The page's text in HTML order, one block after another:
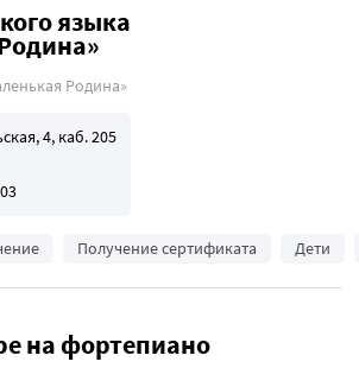
языка
школка «Маленькая Родина»
4, каб. 205
Получение сертификата Дети
на фортепиано